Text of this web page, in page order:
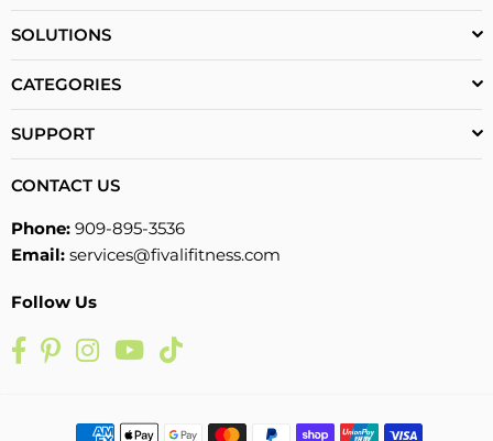
SOLUTIONS
CATEGORIES
SUPPORT
CONTACT US
Phone: 909-895-3536
Email: services@fivalifitness.com
Follow Us
FacebookPinterestInstagram
YouTube
TikTok